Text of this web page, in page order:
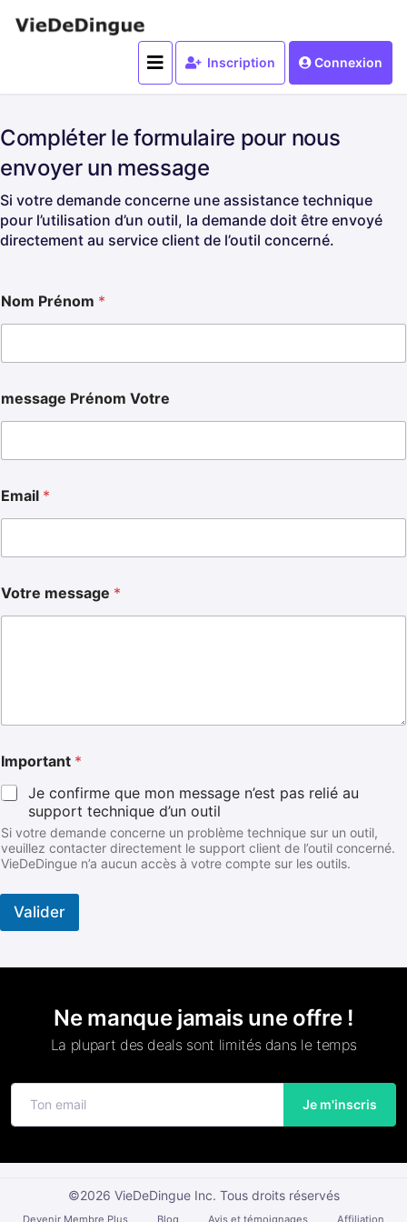
Inscription Connexion
Compléter le formulaire pour nous
envoyer un message
Si votre demande concerne une assistance technique
pour l’utilisation d’un outil, la demande doit être envoyé
directement au service client de l’outil concerné.
Nom Prénom *
message Prénom Votre
Email *
Votre message *
Important *
Je confirme que mon message n’est pas relié au
support technique d’un outil
Si votre demande concerne un problème technique sur un outil,
veuillez contacter directement le support client de l’outil concerné.
VieDeDingue n’a aucun accès à votre compte sur les outils.
Valider
Ne manque jamais une offre !
La plupart des deals sont limités dans le temps
Je m'inscris
©2026 VieDeDingue Inc. Tous droits réservés